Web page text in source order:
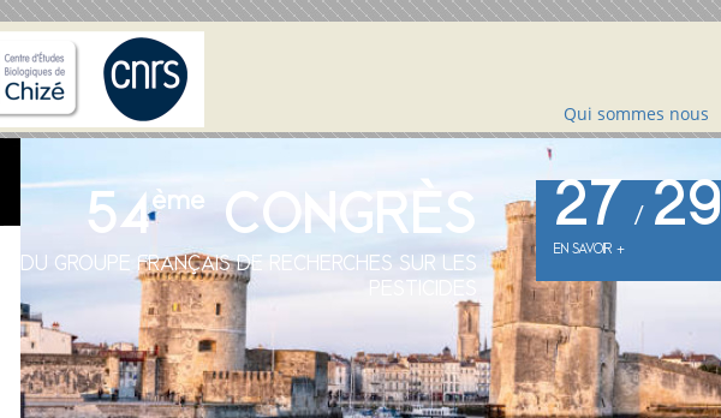
Qui sommes nous
54ème CONGRÈS
DU GROUPE FRANÇAIS DE RECHERCHES SUR LES
PESTICIDES
27 / 29
EN SAVOIR +